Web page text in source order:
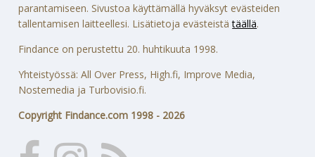
parantamiseen. Sivustoa käyttämällä hyväksyt evästeiden
tallentamisen laitteellesi. Lisätietoja evästeistätäällä.
Findance on perustettu 20. huhtikuuta 1998.
Yhteistyössä: All Over Press, High.fi, Improve Media,
Nostemedia ja Turbovisio.fi.
Copyright Findance.com 1998 - 2026